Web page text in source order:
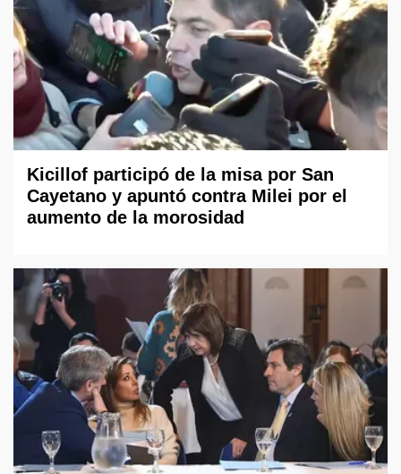
Kicillof participó de la misa por San
Cayetano y apuntó contra Milei por el
aumento de la morosidad